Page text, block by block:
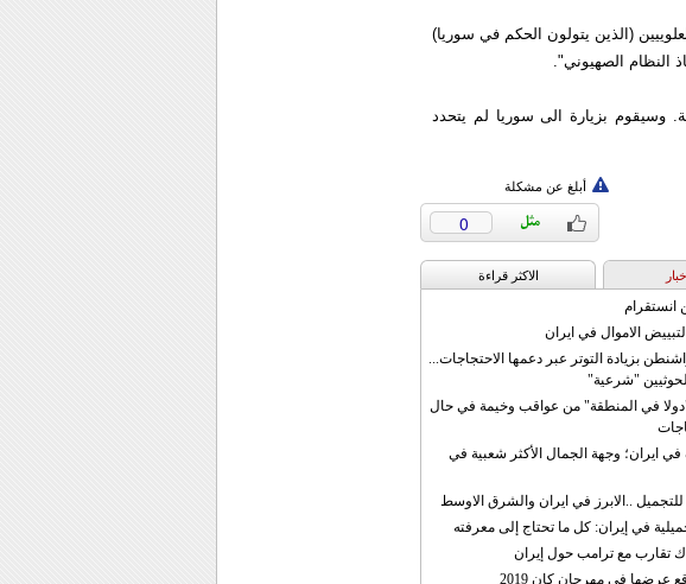
(الذين يتولون الحكم في سوريا)
النظام الصهيوني".
وسيقوم بزيارة الى سوريا لم يتحدد
أبلغ عن مشكلة
0
الاکثر قراءة
انستقرام
الاموال في ايران
بزيادة التوتر عبر دعمها الاحتجاجات...
"شرعية"
"دولا في المنطقة" من عواقب وخيمة في حال
في ايران؛ وجهة الجمال الأكثر شعبية في
للتجميل ..الابرز في ايران والشرق الاوسط
في إيران: كل ما تحتاج إلى معرفته
تقارب مع ترامب حول إيران